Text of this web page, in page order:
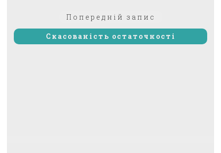
Попередній запис
Скасованість остаточності